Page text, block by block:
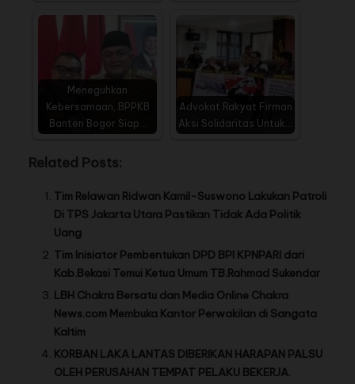
Meneguhkan
Kebersamaan, BPPKB
Banten Bogor Siap…
Advokat Rakyat Firman
Aksi Solidaritas Untuk…
Related Posts:
Tim Relawan Ridwan Kamil-Suswono Lakukan Patroli
Di TPS Jakarta Utara Pastikan Tidak Ada Politik
Uang
Tim Inisiator Pembentukan DPD BPI KPNPARI dari
Kab.Bekasi Temui Ketua Umum TB.Rahmad Sukendar
LBH Chakra Bersatu dan Media Online Chakra
News.com Membuka Kantor Perwakilan di Sangata
Kaltim
KORBAN LAKA LANTAS DIBERIKAN HARAPAN PALSU
OLEH PERUSAHAN TEMPAT PELAKU BEKERJA.